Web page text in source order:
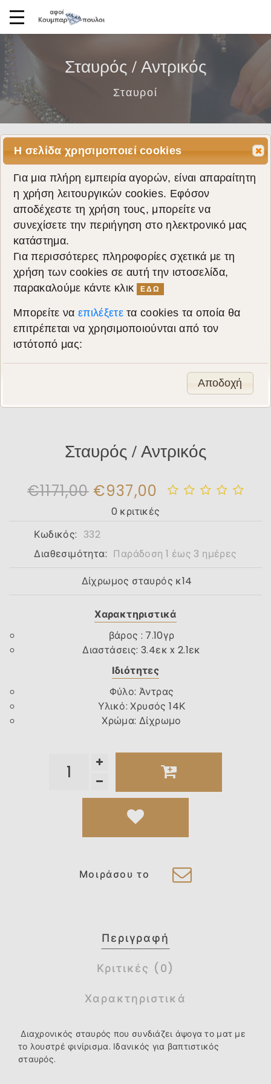
Σταυρός / Αντρικός
Σταυροί
Σταυρός / Αντρικός
€1171,00 €937,00
0 κριτικές
Κωδικός: 332
Διαθεσιμότητα: Παράδοση 1 έως 3 ημέρες
Δίχρωμος σταυρός κ14
Χαρακτηριστικά
βάρος : 7.10γρ
Διαστάσεις: 3.4εκ x 2.1εκ
Ιδιότητες
Φύλο: Άντρας
Υλικό:Χρυσός 14Κ
Χρώμα: Δίχρωμο
Μοιράσου το
Περιγραφή
Κριτικές (0)
Χαρακτηριστικά
Διαχρονικός σταυρός που συνδιάζει άψογα το ματ με
το λουστρέ φινίρισμα. Ιδανικός για βαπτιστικός
σταυρός.
Η σελίδα χρησιμοποιεί cookies
Για μια πλήρη εμπειρία αγορών, είναι απαραίτητη
η χρήση λειτουργικών cookies. Εφόσον
αποδέχεστε τη χρήση τους, μπορείτε να
συνεχίσετε την περιήγηση στο ηλεκτρονικό μας
κατάστημα.
Για περισσότερες πληροφορίες σχετικά με τη
χρήση των cookies σε αυτή την ιστοσελίδα,
παρακαλούμε κάντε κλικ
ΕΔΩ
Μπορείτε να επιλέξετετα cookies τα οποία θα
επιτρέπεται να χρησιμοποιούνται από τον
ιστότοπό μας:
Αποδοχή